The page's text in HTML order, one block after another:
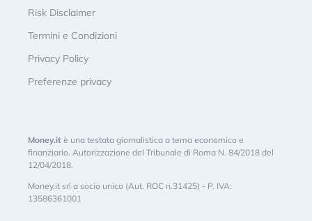
Risk Disclaimer
Termini e Condizioni
Privacy Policy
Preferenze privacy
Money.it è una testata giornalistica a tema economico e
finanziario. Autorizzazione del Tribunale di Roma N. 84/2018 del
12/04/2018.
Money.it srl a socio unico (Aut. ROC n.31425) - P. IVA:
13586361001